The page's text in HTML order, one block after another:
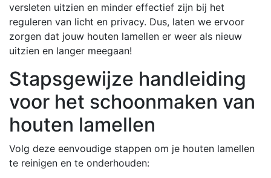
versleten uitzien en minder effectief zijn bij het
reguleren van licht en privacy. Dus, laten we ervoor
zorgen dat jouw houten lamellen er weer als nieuw
uitzien en langer meegaan!
Stapsgewijze handleiding
voor het schoonmaken van
houten lamellen
Volg deze eenvoudige stappen om je houten lamellen
te reinigen en te onderhouden: